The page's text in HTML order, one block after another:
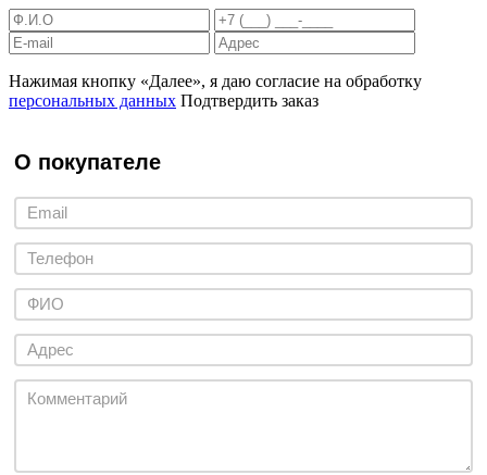
Нажимая кнопку «Далее», я даю согласие на обработку
персональных данных Подтвердить заказ
О покупателе